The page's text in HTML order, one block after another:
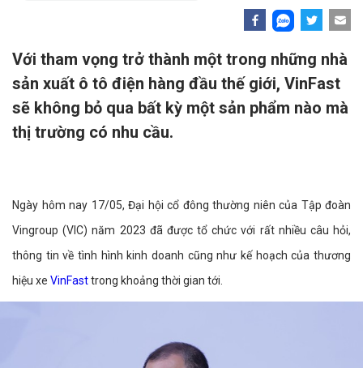
Với tham vọng trở thành một trong những nhà
sản xuất ô tô điện hàng đầu thế giới, VinFast
sẽ không bỏ qua bất kỳ một sản phẩm nào mà
thị trường có nhu cầu.
Ngày hôm nay 17/05, Đại hội cổ đông thường niên của Tập đoàn
Vingroup (VIC) năm 2023 đã được tổ chức với rất nhiều câu hỏi,
thông tin về tình hình kinh doanh cũng như kế hoạch của thương
hiệu xe VinFasttrong khoảng thời gian tới.